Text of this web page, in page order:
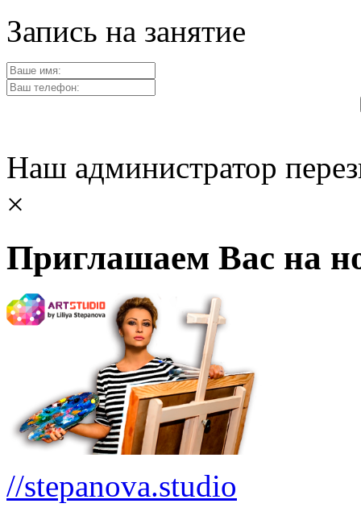
Запись на занятие
Наш администратор
×
Приглашаем Вас на
//stepanova.studio